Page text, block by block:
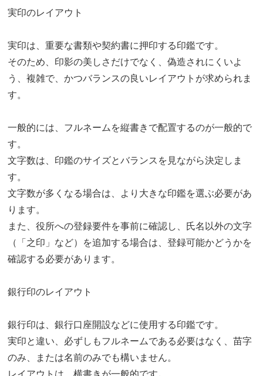
実印のレイアウト
実印は、重要な書類や契約書に押印する印鑑です。
そのため、印影の美しさだけでなく、偽造されにくいよ
う、複雑で、かつバランスの良いレイアウトが求められま
す。
一般的には、フルネームを縦書きで配置するのが一般的で
す。
文字数は、印鑑のサイズとバランスを見ながら決定しま
す。
文字数が多くなる場合は、より大きな印鑑を選ぶ必要があ
ります。
また、役所への登録要件を事前に確認し、氏名以外の文字
（「之印」など）を追加する場合は、登録可能かどうかを
確認する必要があります。
銀行印のレイアウト
銀行印は、銀行口座開設などに使用する印鑑です。
実印と違い、必ずしもフルネームである必要はなく、苗字
のみ、または名前のみでも構いません。